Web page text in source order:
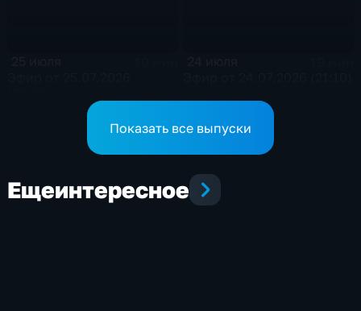
Показать все выпуски
Ещеинтересное